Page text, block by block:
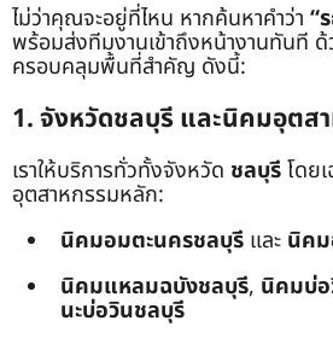
ไม่ว่าคุณจะอยู่ที่ไหน หากค้นหาคำว่า “
พร้อมส่งทีมงานเข้าถึงหน้างานทันที ด้
ครอบคลุมพื้นที่สำคัญ ดังนี้:
1. จังหวัดชลบุรี และนิคมอุตส
เราให้บริการทั่วทั้งจังหวัด ชลบุรีโดย
อุตสาหกรรมหลัก:
นิคมอมตะนครชลบุรี และ นิค
นิคมแหลมฉบังชลบุรี, นิคมบ่
นะบ่อวินชลบุรี